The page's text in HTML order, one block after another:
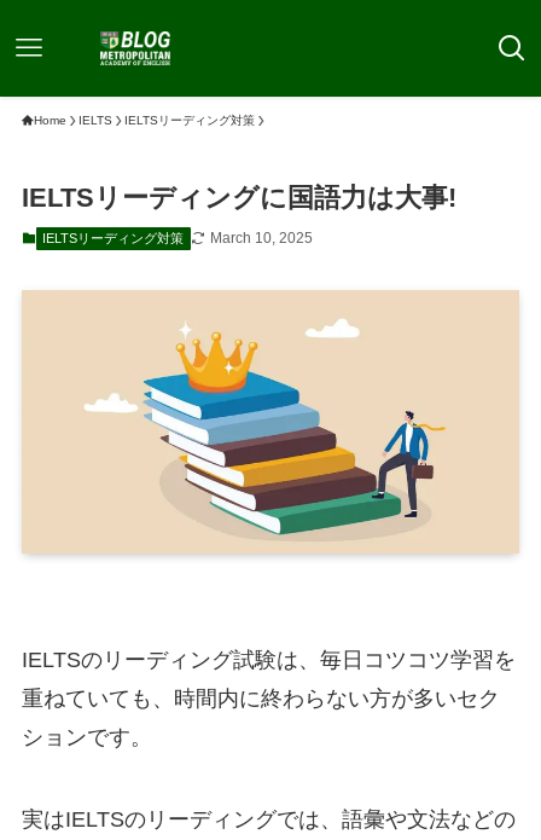
Home IELTS IELTSリーディング対策
IELTSリーディングに国語力は大事!
IELTSリーディング対策 March 10, 2025
IELTSのリーディング試験は、毎日コツコツ学習を
重ねていても、時間内に終わらない方が多いセク
ションです。
実はIELTSのリーディングでは、語彙や文法などの